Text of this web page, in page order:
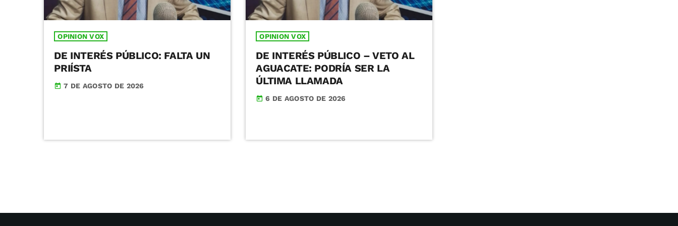
OPINION VOX
DE INTERÉS PÚBLICO: FALTA UN
PRIÍSTA
today 7 DE AGOSTO DE 2026
OPINION VOX
DE INTERÉS PÚBLICO – VETO AL
AGUACATE: PODRÍA SER LA
ÚLTIMA LLAMADA
today 6 DE AGOSTO DE 2026